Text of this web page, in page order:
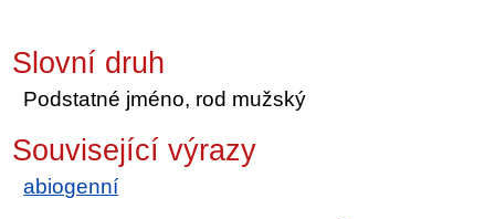
Slovní druh
Podstatné jméno, rod mužský
Související výrazy
abiogenní